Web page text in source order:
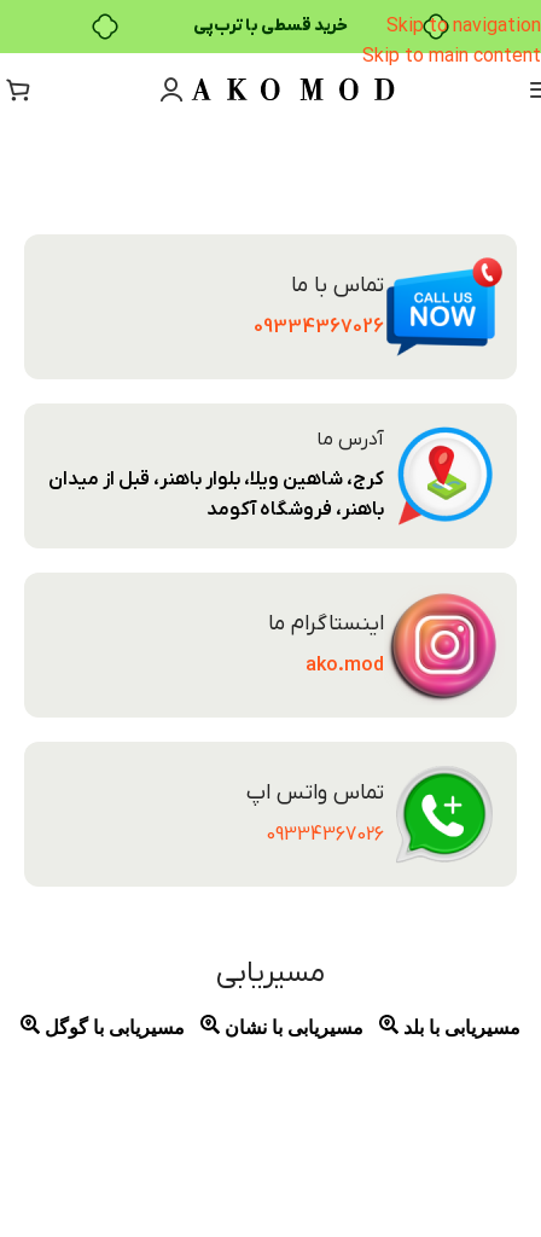
خرید قسطی با ترب‌پی
Skip to navigation
Skip to main content
تماس با ما
09334367026
آدرس ما
کرج، شاهین ویلا، بلوار باهنر، قبل از میدان
باهنر، فروشگاه آکومد
اینستاگرام ما
ako.mod
تماس واتس اپ
09334367026
مسیریابی
مسیریابی با بلد مسیریابی با نشان مسیریابی با گوگل